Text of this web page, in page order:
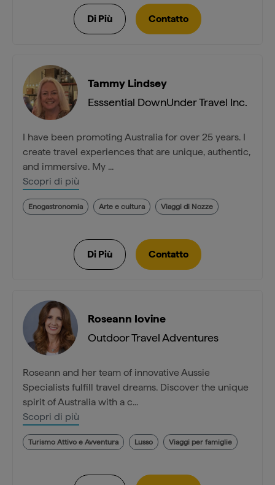
Tammy Lindsey
Esssential DownUnder Travel Inc.
I have been promoting Australia for over 25 years. I
create travel experiences that are unique, authentic,
and immersive. My ...
Scopri di più
Enogastronomia Arte e cultura Viaggi di Nozze
Roseann Iovine
Outdoor Travel Adventures
Roseann and her team of innovative Aussie
Specialists fulfill travel dreams. Discover the unique
spirit of Australia with a c...
Scopri di più
Turismo Attivo e Avventura Lusso Viaggi per famiglie